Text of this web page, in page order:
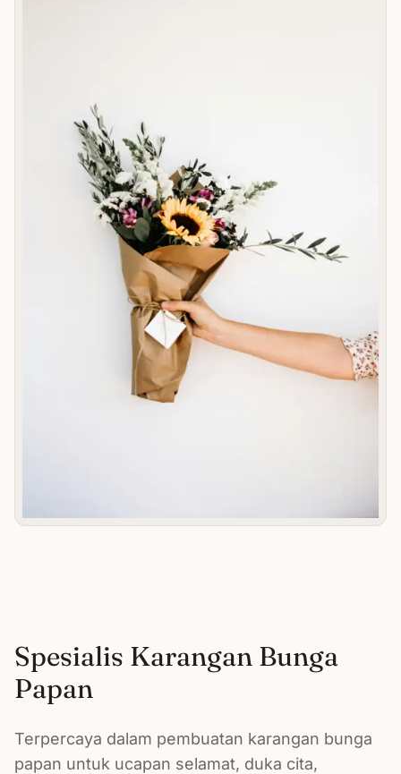
Spesialis Karangan Bunga
Papan
Terpercaya dalam pembuatan karangan bunga
papan untuk ucapan selamat, duka cita,